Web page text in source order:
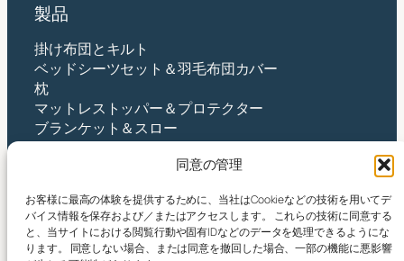
同意の管理
お客様に最高の体験を提供するために、当社はCookieなどの技術を用いてデ
バイス情報を保存および／またはアクセスします。 これらの技術に同意する
と、当サイトにおける閲覧行動や固有IDなどのデータを処理できるようにな
ります。 同意しない場合、または同意を撤回した場合、一部の機能に悪影響
製品
掛け布団とキルト
ベッドシーツセット＆羽毛布団カバー
枕
マットレストッパー＆プロテクター
ブランケット＆スロー
ベビー＆キッズ
杭州Yintex株式会社
住所：中国浙江省杭州市蕭山区新街街唐芝沙路490